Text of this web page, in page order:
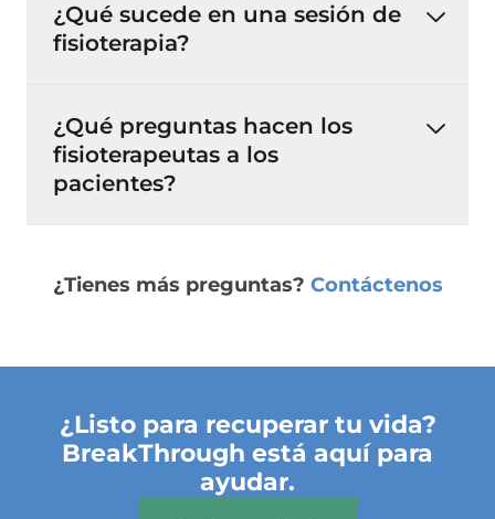
¿Qué sucede en una sesión de
fisioterapia?
¿Qué preguntas hacen los
fisioterapeutas a los
pacientes?
¿Tienes más preguntas? Contáctenos
¿Listo para recuperar tu vida?
BreakThrough está aquí para
ayudar.